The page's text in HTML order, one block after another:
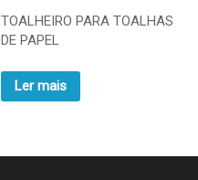
TOALHEIRO PARA TOALHAS
DE PAPEL
Ler mais